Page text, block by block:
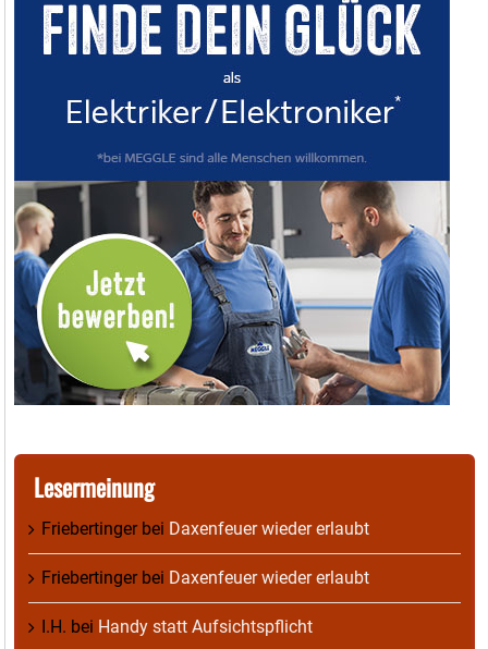
Lesermeinung
Friebertingerbei Daxenfeuer wieder erlaubt
Friebertingerbei Daxenfeuer wieder erlaubt
I.H. bei Handy statt Aufsichtspflicht